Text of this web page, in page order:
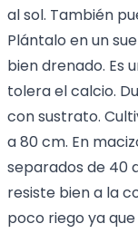
al sol. También
Plántalo en un
bien drenado. Es
tolera el calcio.
con sustrato.
a 80 cm. En
separados de 40
resiste bien a la
poco riego ya